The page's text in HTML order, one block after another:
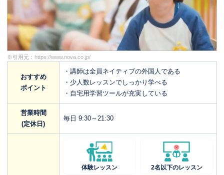
※引用元： https://www.nova.co.jp/
おすすめ
ポイント
・講師は全員ネイティブの外国人である
・少人数レッスンでしっかり学べる
・自宅用学習ツールが充実している
営業時間
(定休日)
毎日 9:30～21:30
体験レッスン 2名以下のレッスン